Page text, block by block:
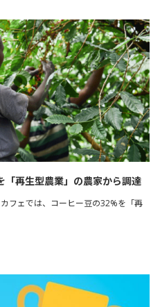
再生型農業」の農家から調達
フェでは、コーヒー豆の32%を「再